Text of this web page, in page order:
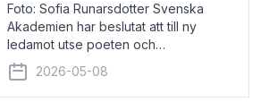
Foto: Sofia Runarsdotter Svenska
Akademien har beslutat att till ny
ledamot utse poeten och
litteraturkritikern Anna Hallberg. Hon
efterträder poeten Tua Forsström på
stol 18 och kommer att ta sitt inträde vid
2026-05-08